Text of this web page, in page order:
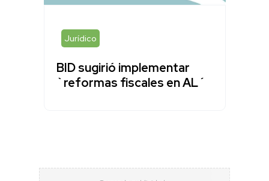
Jurídico
BID sugirió implementar
`reformas fiscales en AL´